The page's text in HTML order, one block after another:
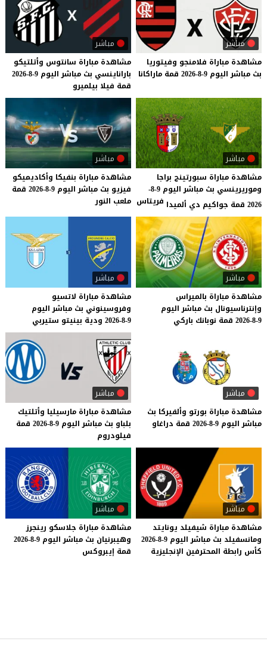
مباشر
مشاهدة مباراة فلامنجو وفيتوريا
بث مباشر اليوم 9-8-2026 قمة ماراكانا
مباشر
مشاهدة مباراة سانتوس وأتلتيكو
باراناينسي بث مباشر اليوم 9-8-2026
قمة فيلا بيلميرو
مباشر
مشاهدة مباراة سبورتينج براجا
وموريرينسي بث مباشر اليوم 9-8-
2026 قمة جواكيم دي ألميدا
فريتاس
مباشر
مشاهدة مباراة بنفيكا وأكاديميكو
فيزيو بث مباشر اليوم 9-8-2026
قمة
ملعب النور
مباشر
مشاهدة مباراة بالميراس
وإنترناسيونال بث مباشر اليوم
9-8-2026
قمة نوبانك باركي
مباشر
مشاهدة مباراة لاتسيو
وفروسينوني بث مباشر اليوم
9-8-2026
ودية بينيتو ستيربي
مباشر
مشاهدة مباراة بورتو وألفيركا بث
مباشر اليوم 9-8-2026 قمة دراغاو
مباشر
مشاهدة مباراة مارسيليا وأتلتيك
بلباو بث مباشر اليوم 9-8-2026
قمة
فيلودروم
مباشر
مشاهدة مباراة شيفيلد يونايتد
ومانسفيلد بث مباشر اليوم 9-8-2026
كأس رابطة المحترفين الإنجليزية
مباشر
مشاهدة مباراة جلاسكو رينجرز
وهيبرنيان بث مباشر اليوم 9-8-2026
قمة إيبروكس